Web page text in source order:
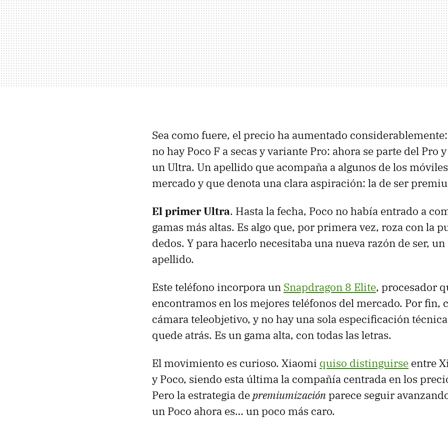
Sea como fuere, el precio ha aumentado considerablemente:
no hay Poco F a secas y variante Pro: ahora se parte del Pro
un Ultra. Un apellido que acompaña a algunos de los
mercado y que denota una clara aspiración: la de ser
El primer Ultra. Hasta la fecha, Poco no había entrado a
gamas más altas. Es algo que, por primera vez, roza con la
dedos. Y para hacerlo necesitaba una nueva razón de ser,
apellido.
Este teléfono incorpora un Snapdragon 8 Elite, procesador
encontramos en los mejores teléfonos del mercado. Por fin,
cámara teleobjetivo, y no hay una sola especificación
quede atrás. Es un gama alta, con todas las letras.
El movimiento es curioso. Xiaomi quiso distinguirse entre
y Poco, siendo esta última la compañía centrada en los
Pero la estrategia depremiumizaciónparece seguir
un Poco ahora es… un poco más caro.